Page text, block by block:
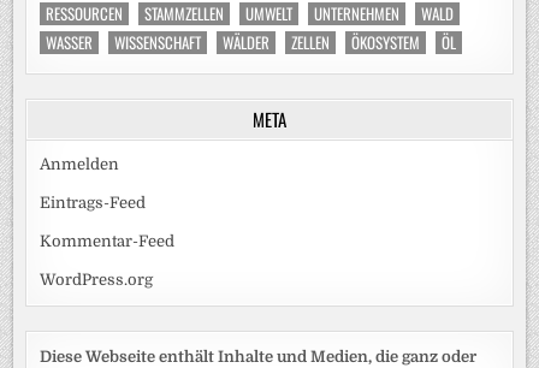
RESSOURCEN
STAMMZELLEN UMWELT UNTERNEHMEN
WALD
WASSER
WISSENSCHAFT WÄLDER ZELLEN ÖKOSYSTEM ÖL
META
Anmelden
Eintrags-Feed
Kommentar-Feed
WordPress.org
Diese Webseite enthält Inhalte und Medien, die ganz oder